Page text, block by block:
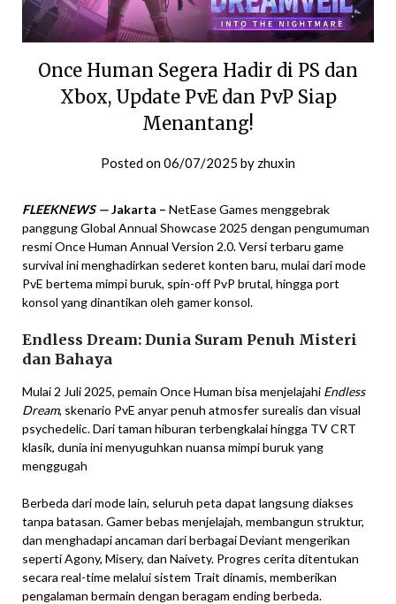
Once Human Segera Hadir di PS dan
Xbox, Update PvE dan PvP Siap
Menantang!
Posted on06/07/2025 by zhuxin
FLEEKNEWS —Jakarta – NetEase Games menggebrak
panggung Global Annual Showcase 2025 dengan pengumuman
resmi Once Human Annual Version 2.0. Versi terbaru game
survival ini menghadirkan sederet konten baru, mulai dari mode
PvE bertema mimpi buruk, spin-off PvP brutal, hingga port
konsol yang dinantikan oleh gamer konsol.
Endless Dream: Dunia Suram Penuh Misteri
dan Bahaya
Mulai 2 Juli 2025, pemain Once Human bisa menjelajahi Endless
Dream, skenario PvE anyar penuh atmosfer surealis dan visual
psychedelic. Dari taman hiburan terbengkalai hingga TV CRT
klasik, dunia ini menyuguhkan nuansa mimpi buruk yang
menggugah
Berbeda dari mode lain, seluruh peta dapat langsung diakses
tanpa batasan. Gamer bebas menjelajah, membangun struktur,
dan menghadapi ancaman dari berbagai Deviant mengerikan
seperti Agony, Misery, dan Naivety. Progres cerita ditentukan
secara real-time melalui sistem Trait dinamis, memberikan
pengalaman bermain dengan beragam ending berbeda.